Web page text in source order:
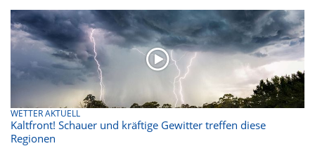
WETTER AKTUELL
Kaltfront! Schauer und kräftige Gewitter treffen diese
Regionen